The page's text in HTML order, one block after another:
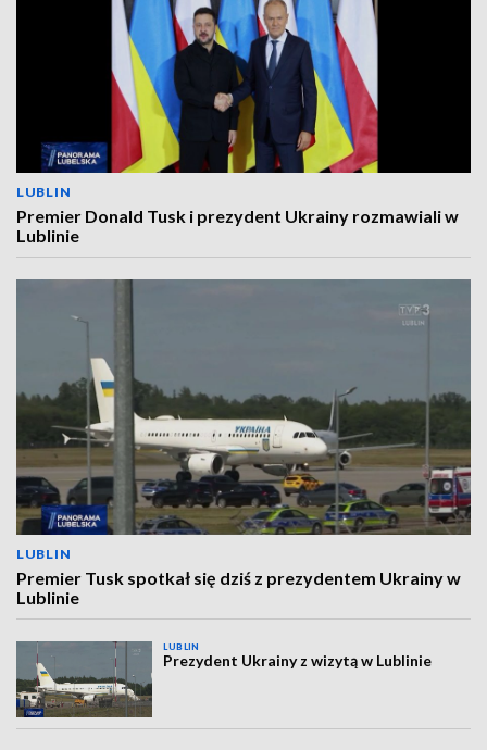
LUBLIN
Premier Donald Tusk i prezydent Ukrainy rozmawiali w
Lublinie
LUBLIN
Premier Tusk spotkał się dziś z prezydentem Ukrainy w
Lublinie
LUBLIN
Prezydent Ukrainy z wizytą w Lublinie